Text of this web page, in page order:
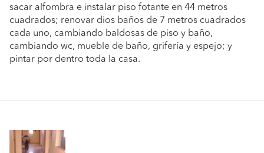
sacar alfombra e instalar piso fotante en 44 metros
cuadrados; renovar dios baños de 7 metros cuadrados
cada uno, cambiando baldosas de piso y baño,
cambiando wc, mueble de baño, grifería y espejo; y
pintar por dentro toda la casa.